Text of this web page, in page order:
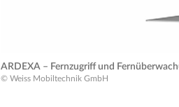
ARDEXA – Fernzugriff und
© Weiss Mobiltechnik GmbH